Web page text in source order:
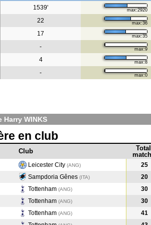
1539' max:2920
22 max:36
17 max:35
- max:9
4 max:8
- max:0
Harry WINKS
en club
Club
Total
Leicester City (ANG)
25
Sampdoria Gênes (ITA)
20
Tottenham (ANG)
30
Tottenham (ANG)
30
Tottenham (ANG)
41